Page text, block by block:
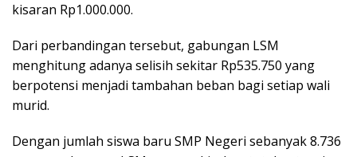
kisaran Rp1.000.000.
Dari perbandingan tersebut, gabungan LSM
menghitung adanya selisih sekitar Rp535.750 yang
berpotensi menjadi tambahan beban bagi setiap wali
murid.
Dengan jumlah siswa baru SMP Negeri sebanyak 8.736